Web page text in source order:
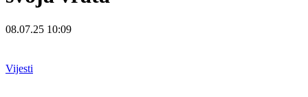
08.07.25 10:09
Vijesti